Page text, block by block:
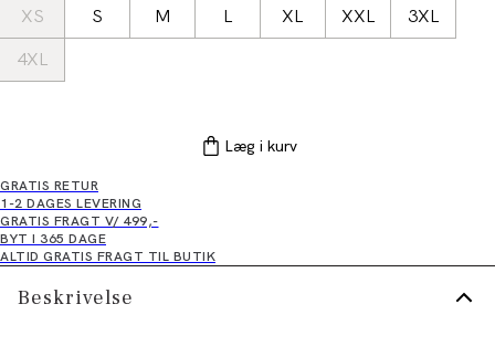
XS S M L XL XXL
3XL
4XL
Læg i kurv
GRATIS RETUR
1-2 DAGES LEVERING
GRATIS FRAGT V/ 499,-
BYT I 365 DAGE
ALTID GRATIS FRAGT TIL BUTIK
Beskrivelse